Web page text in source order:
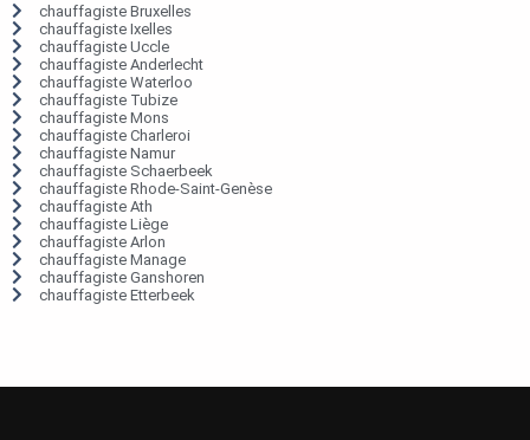
chauffagiste Bruxelles
chauffagiste Ixelles
chauffagiste Uccle
chauffagiste Anderlecht
chauffagiste Waterloo
chauffagiste Tubize
chauffagiste Mons
chauffagiste Charleroi
chauffagiste Namur
chauffagiste Schaerbeek
chauffagiste Rhode-Saint-Genèse
chauffagiste Ath
chauffagiste Liège
chauffagiste Arlon
chauffagiste Manage
chauffagiste Ganshoren
chauffagiste Etterbeek